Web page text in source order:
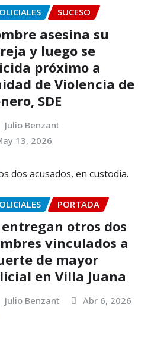
SUCESO
asesina su
y luego se
próximo a
de Violencia de
SDE
Julio Benzant
13, 2026
PORTADA
entregan otros dos
vinculados a
de mayor
en Villa Juana
Julio Benzant Abr 6, 2026